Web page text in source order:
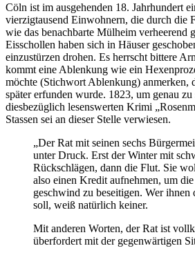
Cöln ist im ausgehenden 18. Jahrhundert
vierzigtausend Einwohnern, die durch die
wie das benachbarte Mülheim verheerend
Eisschollen haben sich in Häuser
einzustürzen drohen. Es herrscht bittere
kommt eine Ablenkung wie ein
möchte (Stichwort Ablenkung) anmerken,
später erfunden wurde. 1823, um genau
diesbezüglich lesenswerten Krimi
Stassen sei an dieser Stelle verwiesen.
„Der Rat mit seinen sechs
unter Druck. Erst der Winter mit
Rückschlägen, dann die Flut. Sie
also einen Kredit aufnehmen, um
geschwind zu beseitigen. Wer ihnen
soll, weiß natürlich keiner.
Mit anderen Worten, der Rat ist
überfordert mit der gegenwärtigen